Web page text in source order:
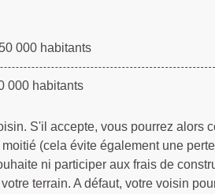
000 habitants
000 habitants
S'il accepte, vous pourrez alors
(cela évite également une
ni participer aux frais de
terrain. A défaut, votre voisin